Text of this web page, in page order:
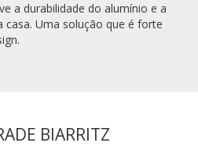
a durabilidade do alumínio e a
casa. Uma solução que é forte
BIARRITZ